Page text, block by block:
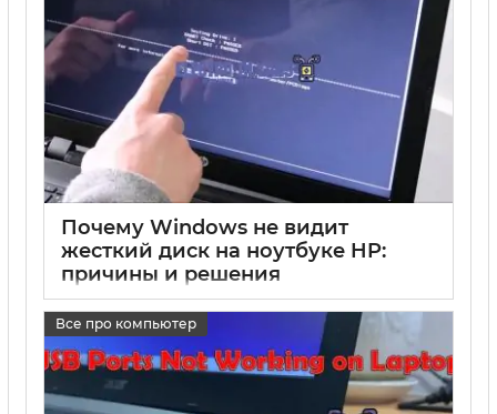
Почему Windows не видит
жесткий диск на ноутбуке HP:
причины и решения
Все про компьютер